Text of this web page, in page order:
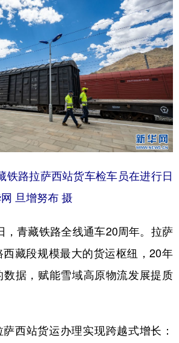
铁路拉萨西站货车检车员在进行日
旦增努布 摄
，青藏铁路全线通车20周年。拉萨
藏段规模最大的货运枢纽，20年
据，赋能雪域高原物流发展提质
西站货运办理实现跨越式增长：